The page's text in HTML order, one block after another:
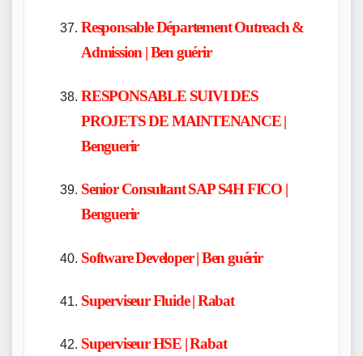
Responsable Département Outreach &
Admission | Ben guérir
RESPONSABLE SUIVI DES
PROJETS DE MAINTENANCE |
Benguerir
Senior Consultant SAP S4H FICO |
Benguerir
Software Developer | Ben guérir
Superviseur Fluide |Rabat
Superviseur HSE | Rabat